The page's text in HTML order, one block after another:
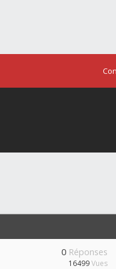
0 Réponses
16499Vues